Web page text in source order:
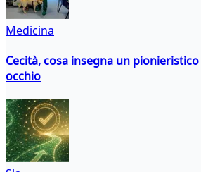
Medicina
Cecità, cosa insegna un
occhio